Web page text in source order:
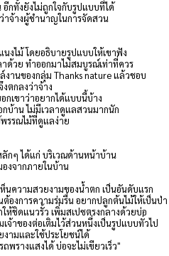
กทั้งยังไม่ถูกใจกับรูปแบบที่ได้
จ้างผู้ชำนาญในการจัดสวน
งไม้ โดยอธิบายรูปแบบให้เขาฟัง
ด้วย ทำออกมาไม่สมบูรณ์เท่าที่ควร
งานของกลุ่ม Thanks nature แล้วชอบ
ตกลงว่าจ้าง
กเขาว่าอยากได้แบบนี้บ้าง
กบ้าน ไม่มีเวลาดูแลสวนมากนัก
รรณไม้ที่ดูแลง่าย
กๆ ได้แก่ บริเวณด้านหน้าบ้าน
งจากภายในบ้าน
นความสวยงามของน้ำตก เป็นอันดับแรก
องการความร่มรื่น อยากปลูกต้นไม้ให้เป็นป่า
ชิดแนวรั้ว เพิ่มสเปซตรงกลางด้วยบ่อ
จ้าของต่อเติมไว้ส่วนหนึ่งเป็นรูปแบบทั่วไป
งามและใช้ประโยชน์ได้
รางแสงได้ บ่อจะไม่เขียวเร็ว"